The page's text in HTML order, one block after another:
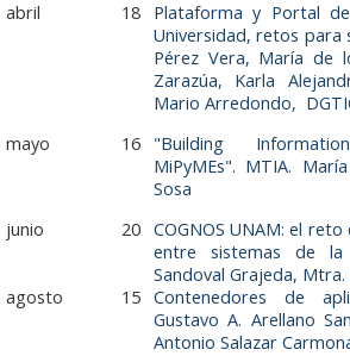
Organización
Grupo Promotor
Participantes
Seminarios 2026
Junio: 23
abril
18
Plataforma y Portal
Universidad, retos para
Pérez Vera, María de
Zarazúa, Karla
Mario Arredondo,
mayo
16
"Building
MiPyMEs". MTIA. Mar
Sosa
junio
20
COGNOS UNAM: el
entre sistemas de
Sandoval Grajeda, Mtra.
agosto
15 Contenedores de
Gustavo A. Arellano
Antonio Salazar